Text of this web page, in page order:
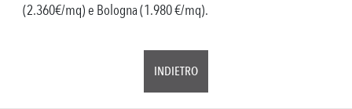
(2.360€/mq) e Bologna (1.980 €/mq).
INDIETRO